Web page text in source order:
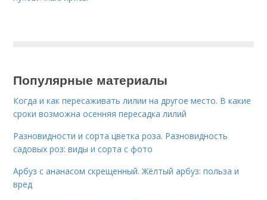
Популярные материалы
Когда и как пересаживать лилии на другое место. В какие
сроки возможна осенняя пересадка лилий
Разновидности и сорта цветка роза. Разновидность
садовых роз: виды и сорта с фото
Арбуз с ананасом скрещенный. Жёлтый арбуз: польза и
вред